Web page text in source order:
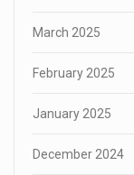
March 2025
February 2025
January 2025
December 2024